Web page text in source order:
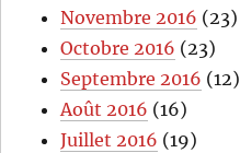
Novembre 2016 (23)
Octobre 2016 (23)
Septembre 2016 (12)
Août 2016 (16)
Juillet 2016 (19)